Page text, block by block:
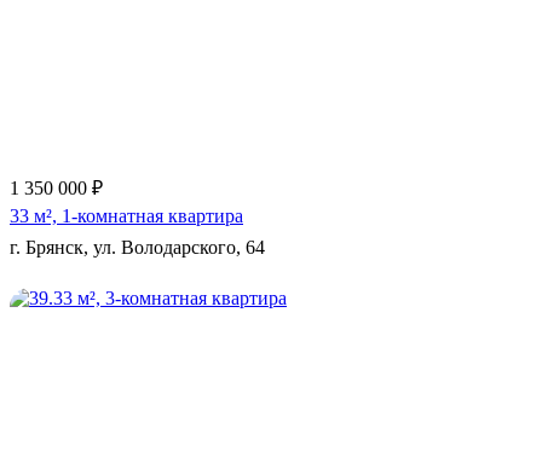
1 350 000 ₽
33 м², 1-комнатная квартира
г. Брянск, ул. Володарского, 64